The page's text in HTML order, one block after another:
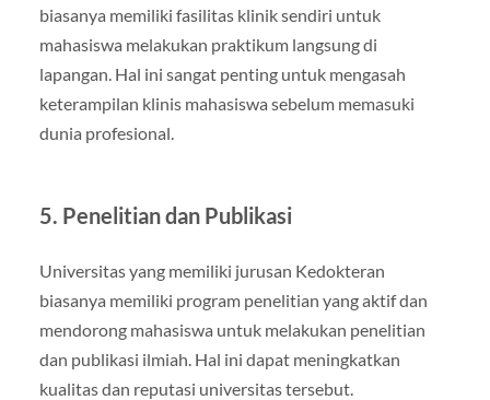
biasanya memiliki fasilitas klinik sendiri untuk
mahasiswa melakukan praktikum langsung di
lapangan. Hal ini sangat penting untuk mengasah
keterampilan klinis mahasiswa sebelum memasuki
dunia profesional.
5. Penelitian dan Publikasi
Universitas yang memiliki jurusan Kedokteran
biasanya memiliki program penelitian yang aktif dan
mendorong mahasiswa untuk melakukan penelitian
dan publikasi ilmiah. Hal ini dapat meningkatkan
kualitas dan reputasi universitas tersebut.